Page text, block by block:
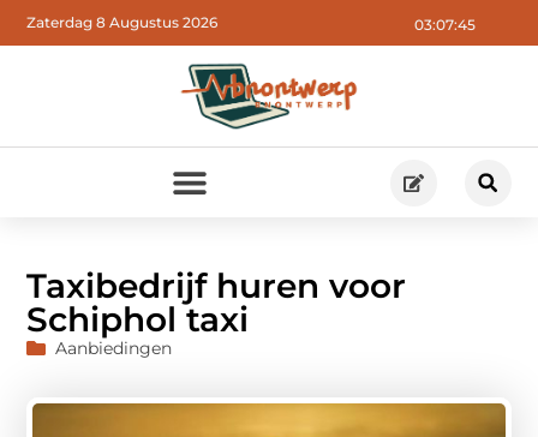
03:07:47
Zaterdag 8 Augustus 2026
Taxibedrijf huren voor
Schiphol taxi
Aanbiedingen